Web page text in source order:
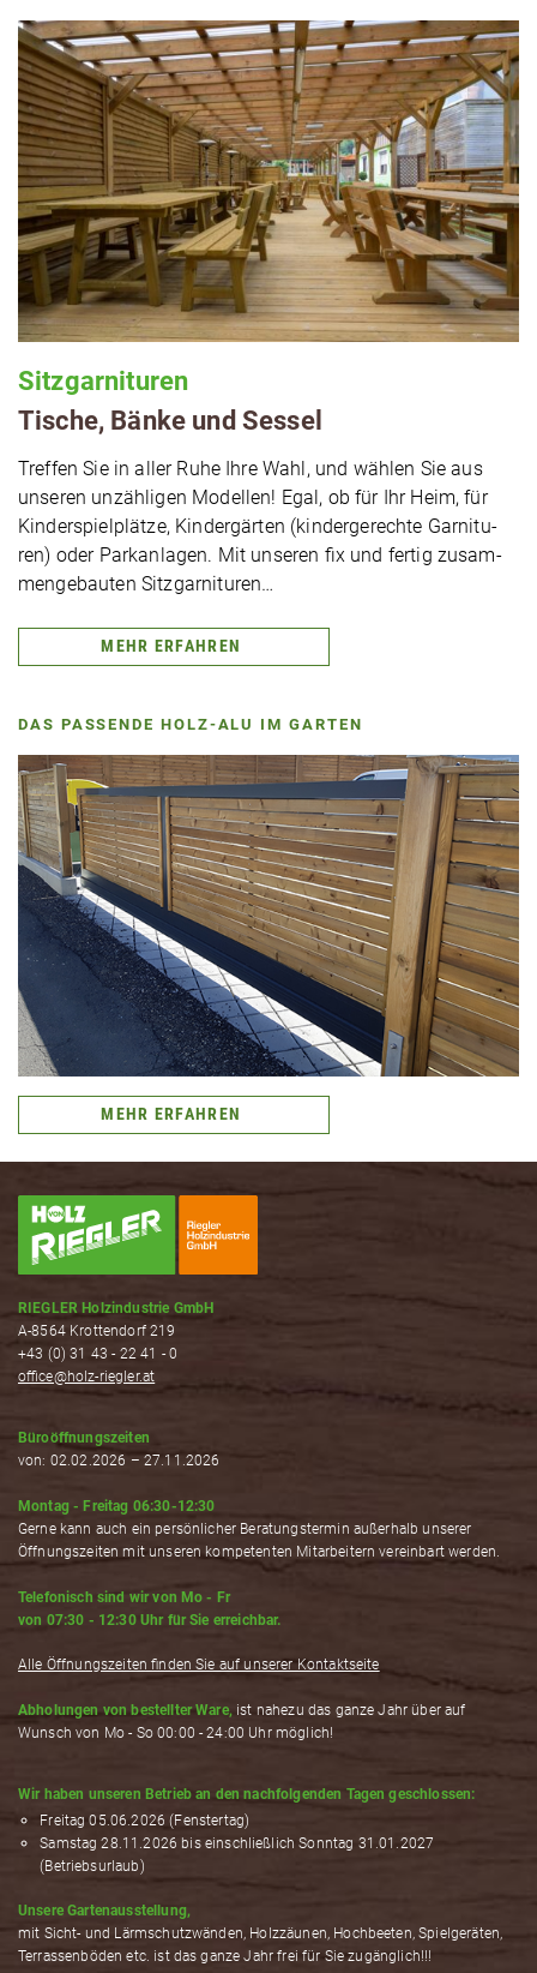
Sitz­gar­ni­tu­ren
Tische, Bänke und Sessel
Treffen Sie in aller Ruhe Ihre Wahl, und wählen Sie aus
unseren unzäh­li­gen Modellen! Egal, ob für Ihr Heim, für
Kin­der­spiel­plät­ze, Kin­der­gär­ten (kin­der­ge­rech­te Gar­ni­tu­
ren) oder Park­an­la­gen. Mit unseren fix und fertig zusam­
men­ge­bau­ten Sitzgarnituren…
MEHR ERFAHREN
DAS PASSENDE HOLZ-ALU IM GARTEN
MEHR ERFAHREN
RIEGLER Holzindustrie GmbH
A-8564 Krottendorf 219
+43 (0) 31 43 - 22 41 - 0
office@holz-riegler.at
Büroöffnungszeiten
von: 02.02.2026 – 27.11.2026
Montag - Freitag 06:30-12:30
Gerne kann auch ein persönlicher Beratungstermin außerhalb unserer
Öffnungszeiten mit unseren kompetenten Mitarbeitern vereinbart werden.
Telefonisch sind wir von Mo - Fr
von 07:30 - 12:30 Uhr für Sie erreichbar.
Alle Öffnungszeiten finden Sie auf unserer Kontaktseite
Abholungen von bestellter Ware, ist nahezu das ganze Jahr über auf
Wunsch von Mo - So 00:00 - 24:00 Uhr möglich!
Wir haben unseren Betrieb an den nachfolgenden Tagen geschlossen:
Freitag 05.06.2026 (Fenstertag)
Samstag 28.11.2026 bis einschließlich Sonntag 31.01.2027
(Betriebsurlaub)
Unsere Gartenausstellung,
mit Sicht- und Lärmschutzwänden, Holzzäunen, Hochbeeten, Spielgeräten,
Terrassenböden etc. ist das ganze Jahr frei für Sie zugänglich!!!